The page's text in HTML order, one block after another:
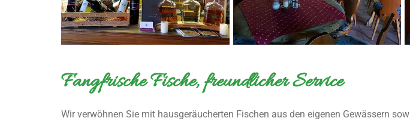
Fangfrische Fische, freundlicher Service
Wir verwöhnen Sie mit hausgeräucherten Fischen aus den eigenen Gewässern